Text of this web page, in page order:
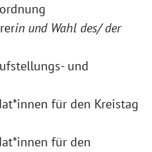
in und Wahl des/ der
und
für den Kreistag
für den